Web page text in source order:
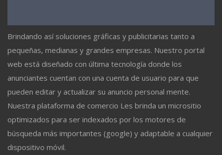
Brindando así soluciones gráficas y publicitarias tanto a
pequeñas, medianas y grandes empresas. Nuestro portal
web está diseñado con última tecnología donde los
anunciantes cuentan con una cuenta de usuario para que
pueden editar y actualizar su anuncio personal mente.
Nuestra plataforma de comercio Les brinda un micrositio
optimizados para ser indexados por los motores de
búsqueda más importantes (google) y adaptable a cualquier
dispositivo móvil.